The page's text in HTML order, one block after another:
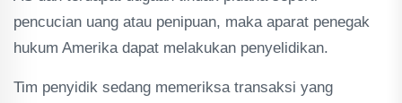
pencucian uang atau penipuan, maka aparat penegak
hukum Amerika dapat melakukan penyelidikan.
Tim penyidik sedang memeriksa transaksi yang